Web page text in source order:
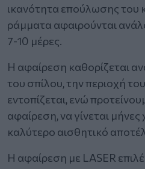
ικανότητα επούλωσης του
ράμματα αφαιρούνται
7-10 μέρες.
Η αφαίρεση καθορίζεται
του σπίλου, την περιοχή
εντοπίζεται, ενώ
αφαίρεση, να γίνεται
καλύτερο αισθητικό
Η αφαίρεση με LASER